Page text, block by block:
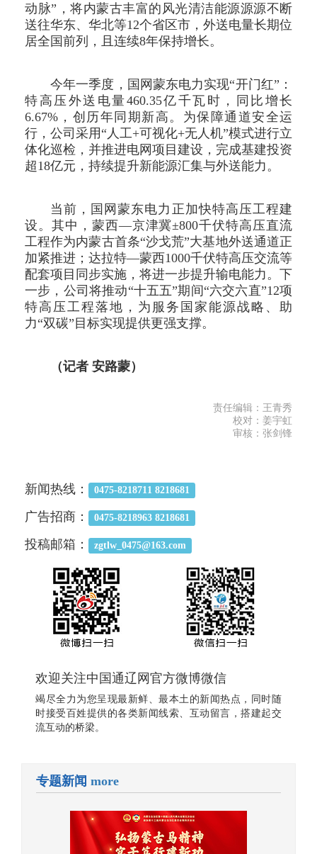
动脉”，将内蒙古丰富的风光清洁能源源源不断
送往华东、华北等12个省区市，外送电量长期位
居全国前列，且连续8年保持增长。
今年一季度，国网蒙东电力实现“开门红”：
特高压外送电量460.35亿千瓦时，同比增长
6.67%，创历年同期新高。为保障通道安全运
行，公司采用“人工+可视化+无人机”模式进行立
体化巡检，并推进电网项目建设，完成基建投资
超18亿元，持续提升新能源汇集与外送能力。
当前，国网蒙东电力正加快特高压工程建
设。其中，蒙西—京津冀±800千伏特高压直流
工程作为内蒙古首条“沙戈荒”大基地外送通道正
加紧推进；达拉特—蒙西1000千伏特高压交流等
配套项目同步实施，将进一步提升输电能力。下
一步，公司将推动“十五五”期间“六交六直”12项
特高压工程落地，为服务国家能源战略、助
力“双碳”目标实现提供更强支撑。
（记者 安路蒙）
责任编辑：王青秀
校对：姜宇虹
审核：张剑锋
新闻热线： 0475-8218711 8218681
广告招商： 0475-8218963 8218681
投稿邮箱： zgtlw_0475@163.com
欢迎关注中国通辽网官方微博微信
竭尽全力为您呈现最新鲜、最本土的新闻热点，同时随
时接受百姓提供的各类新闻线索、互动留言，搭建起交
流互动的桥梁。
专题新闻 more